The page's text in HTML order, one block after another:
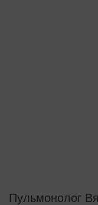
Пульмонолог